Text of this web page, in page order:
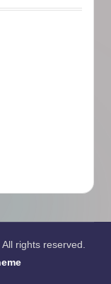
. All rights reserved.